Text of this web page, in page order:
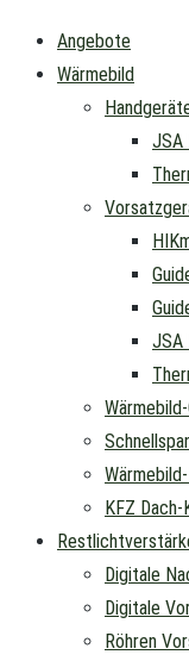
Angebote
Wärmebild
JSA
JSA
KFZ Dach-
Digitale
Digitale
Röhren